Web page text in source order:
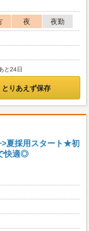
夜
夜勤
と24日
とりあえず保存
夏採用スタート★初
快適◎